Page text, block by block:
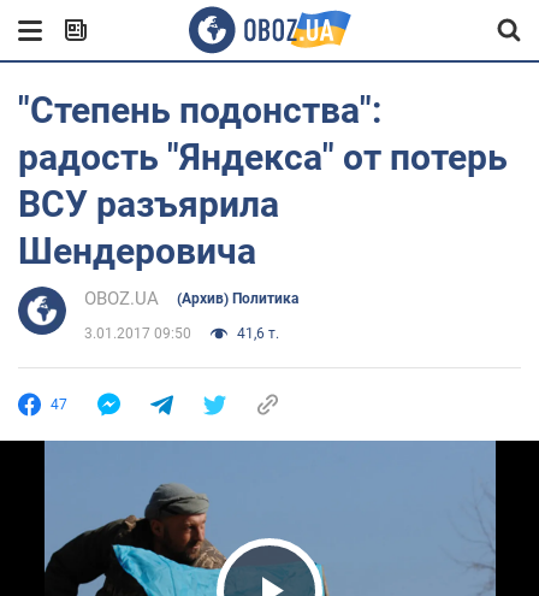
"Степень подонства":
радость "Яндекса" от потерь
ВСУ разъярила
Шендеровича
OBOZ.UA (Архив) Политика
3.01.2017 09:50 41,6 т.
47